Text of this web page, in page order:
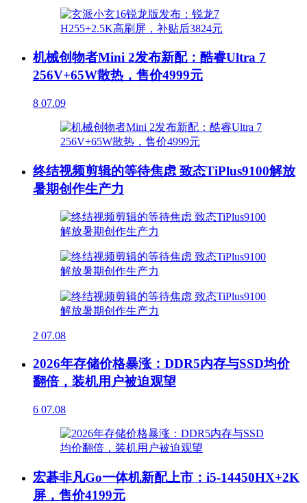
机械创物者Mini 2发布新配：酷睿Ultra 7
256V+65W散热，售价4999元
8 07.09
终结视频剪辑的等待焦虑 致态TiPlus9100解放
暑期创作生产力
2 07.08
2026年存储价格暴涨：DDR5内存与SSD均价
翻倍，装机用户被迫观望
6 07.08
宏碁非凡Go一体机新配上市：i5-14450HX+2K
屏，售价4199元